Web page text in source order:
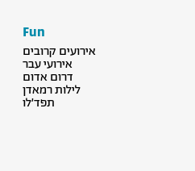
Fun
אירועים קרובים
אירועי עבר
דרום אדום
לילות רמאדן
תפד׳לו